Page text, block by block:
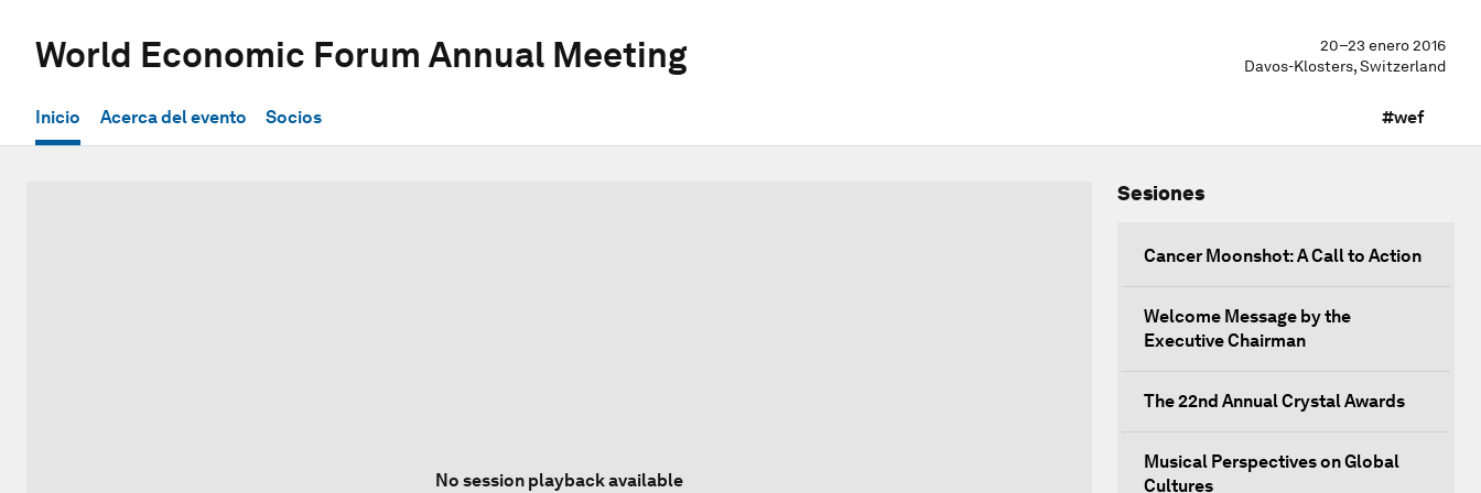
World Economic Forum Annual Meeting
20–23 enero 2016
Davos-Klosters, Switzerland
Inicio Acerca del evento Socios #wef
No session playback available
Sesiones
Cancer Moonshot: A Call to Action
Welcome Message by the
Executive Chairman
The 22nd Annual Crystal Awards
Musical Perspectives on Global
Cultures